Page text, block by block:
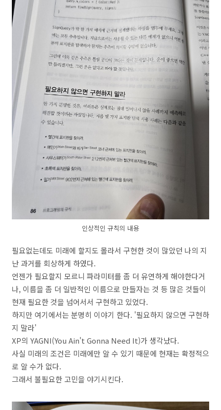
인상적인 규칙의 내용
필요없는데도 미래에 할지도 몰라서 구현한 것이 많았던 나의 지
난 과거를 회상하게 하였다.
언젠가 필요할지 모르니 파라미터를 좀 더 유연하게 해야한다거
나, 이름을 좀 더 일반적인 이름으로 만들자는 것 등 많은 것들이
현재 필요한 것을 넘어서서 구현하고 있었다.
하지만 여기에서는 분명히 이야기 한다. '필요하지 않으면 구현하
지 말라'
XP의 YAGNI(You Ain't Gonna Need It)가 생각났다.
사실 미래의 조건은 미래에만 알 수 있기 때문에 현재는 확정적으
로 알 수가 없다.
그래서 불필요한 고민을 야기시킨다.